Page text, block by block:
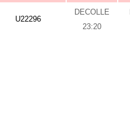
U22296
DECOLLE
23:20